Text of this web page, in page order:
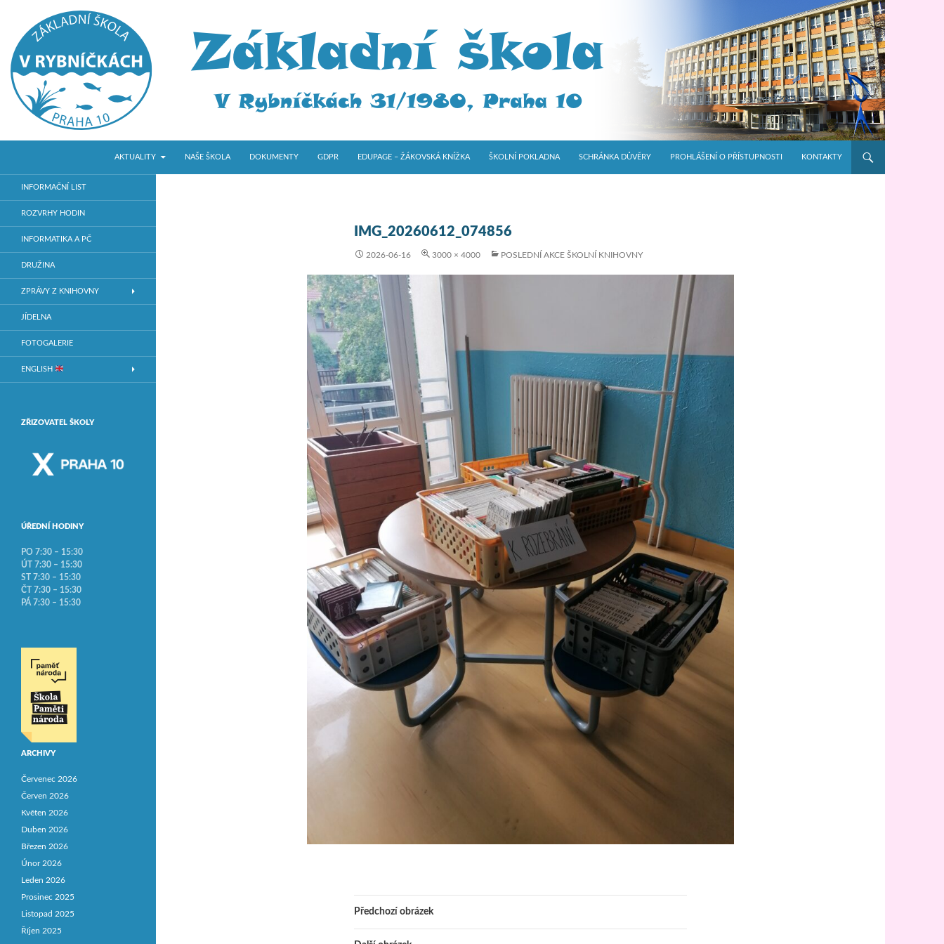
ZŠ V RybníčkáchAKTUALITY
NAŠE ŠKOLA DOKUMENTY GDPR EDUPAGE – ŽÁKOVSKÁ KNÍŽKA ŠKOLNÍ POKLADNA SCHRÁNKA DŮVĚRY PROHLÁŠENÍ O PŘÍSTUPNOSTI KONTAKTY
IMG_20260612_074856
2026-06-16 3000 × 4000 POSLEDNÍ AKCE ŠKOLNÍ KNIHOVNY
Předchozí obrázek
Základní škola v Praze 10
INFORMAČNÍ LIST
ROZVRHY HODIN
INFORMATIKA A PČ
DRUŽINA
ZPRÁVY Z KNIHOVNY
JÍDELNA
FOTOGALERIE
ENGLISH
ZŘIZOVATEL ŠKOLY
ÚŘEDNÍ HODINY
PO 7:30 – 15:30
ÚT 7:30 – 15:30
ST 7:30 – 15:30
ČT 7:30 – 15:30
PÁ 7:30 – 15:30
ARCHIVY
Červenec 2026
Červen 2026
Květen 2026
Duben 2026
Březen 2026
Únor 2026
Leden 2026
Prosinec 2025
Listopad 2025
Říjen 2025